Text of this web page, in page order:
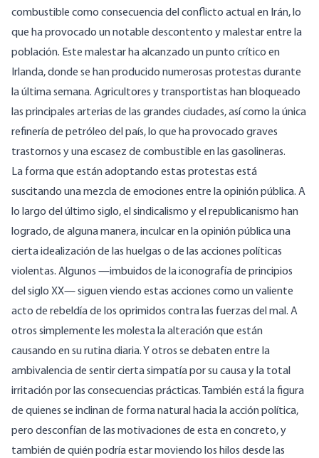
combustible como consecuencia del conflicto actual en Irán, lo
que ha provocado un notable descontento y malestar entre la
población. Este malestar ha alcanzado un punto crítico en
Irlanda, donde se han producido numerosas protestas durante
la última semana. Agricultores y transportistas han bloqueado
las principales arterias de las grandes ciudades, así como la única
refinería de petróleo del país, lo que ha provocado graves
trastornos y una escasez de combustible en las gasolineras.
La forma que están adoptando estas protestas está
suscitando una mezcla de emociones entre la opinión pública. A
lo largo del último siglo, el sindicalismo y el republicanismo han
logrado, de alguna manera, inculcar en la opinión pública una
cierta idealización de las huelgas o de las acciones políticas
violentas. Algunos —imbuidos de la iconografía de principios
del siglo XX— siguen viendo estas acciones como un valiente
acto de rebeldía de los oprimidos contra las fuerzas del mal. A
otros simplemente les molesta la alteración que están
causando en su rutina diaria. Y otros se debaten entre la
ambivalencia de sentir cierta simpatía por su causa y la total
irritación por las consecuencias prácticas. También está la figura
de quienes se inclinan de forma natural hacia la acción política,
pero desconfían de las motivaciones de esta en concreto, y
también de quién podría estar moviendo los hilos desde las